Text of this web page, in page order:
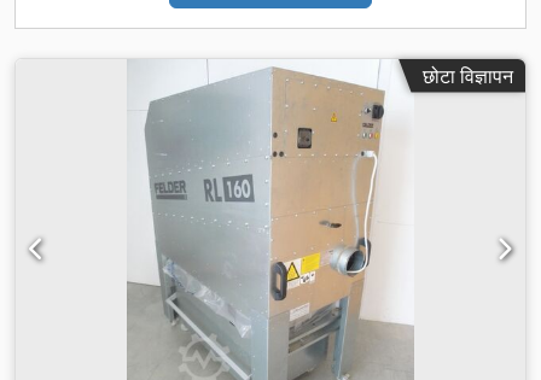
छोटा विज्ञापन